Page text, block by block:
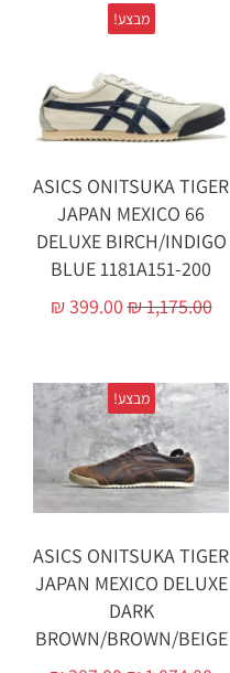
מבצע!
ASICS ONITSUKA TIGER
JAPAN MEXICO 66
DELUXE BIRCH/INDIGO
BLUE 1181A151-200
₪1,175.00
₪399.00
מבצע!
ASICS ONITSUKA TIGER
JAPAN MEXICO DELUXE
DARK
BROWN/BROWN/BEIGE